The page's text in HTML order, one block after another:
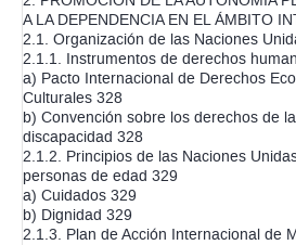
A LA DEPENDENCIA EN EL ÁMBITO
2.1. Organización de las Naciones
2.1.1. Instrumentos de derechos
a) Pacto Internacional de Derechos
Culturales 328
b) Convención sobre los derechos de
discapacidad 328
2.1.2. Principios de las Naciones
personas de edad 329
a) Cuidados 329
b) Dignidad 329
2.1.3. Plan de Acción Internacional de